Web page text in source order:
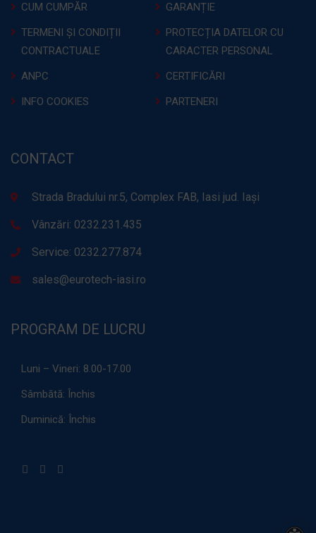
CUM CUMPĂR
GARANȚIE
TERMENI ȘI CONDIȚII
CONTRACTUALE
PROTECȚIA DATELOR CU
CARACTER PERSONAL
ANPC
CERTIFICĂRI
INFO COOKIES
PARTENERI
CONTACT
Strada Bradului nr.5, Complex FAB, Iasi jud. Iași
Vânzări: 0232.231.435
Service: 0232.277.874
sales@eurotech-iasi.ro
PROGRAM DE LUCRU
Luni – Vineri: 8.00-17.00
Sâmbătă: Închis
Duminică: Închis